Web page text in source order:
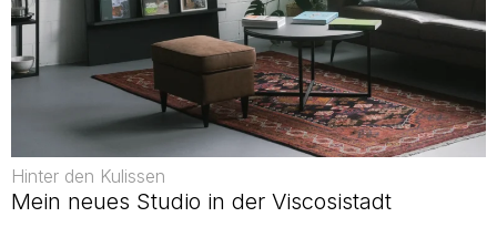
Hinter den Kulissen
Mein neues Studio in der Viscosistadt